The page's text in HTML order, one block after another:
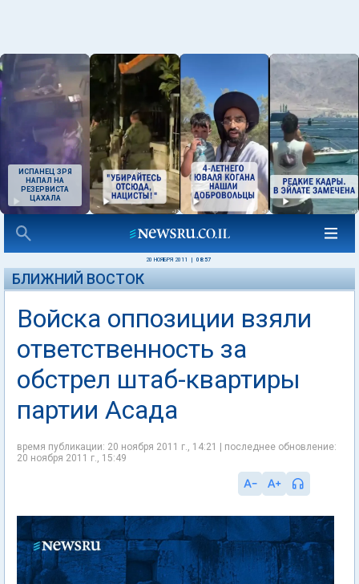
ИСПАНЕЦ ЗРЯ
НАПАЛ НА
РЕЗЕРВИСТА
ЦАХАЛА
20 НОЯБРЯ 2011 08:57
БЛИЖНИЙ ВОСТОК
Войска оппозиции взяли
ответственность за
обстрел штаб-квартиры
партии Асада
время публикации: 20 ноября 2011 г., 14:21 | последнее обновление:
20 ноября 2011 г., 15:49